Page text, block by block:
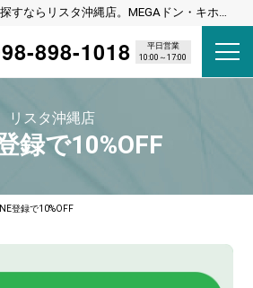
すならリスタ沖縄店。MEGAドン・キホー
898-1018
平日営業
10:00～17:00
リスタ沖縄店
録で10%OFF
登録で10%OFF